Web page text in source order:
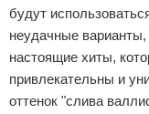
будут
неудачные
настоящие хиты,
привлекательны и
оттенок "слива